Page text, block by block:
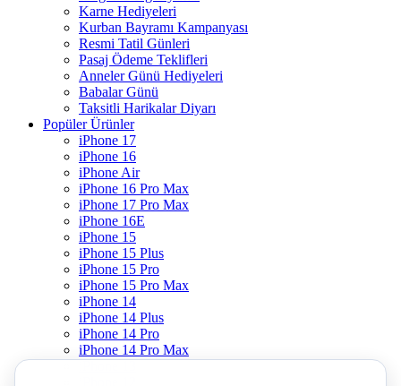
Karne Hediyeleri
Kurban Bayramı Kampanyası
Resmi Tatil Günleri
Pasaj Ödeme Teklifleri
Anneler Günü Hediyeleri
Babalar Günü
Taksitli Harikalar Diyarı
Popüler Ürünler
iPhone 17
iPhone 16
iPhone Air
iPhone 16 Pro Max
iPhone 17 Pro Max
iPhone 16E
iPhone 15
iPhone 15 Plus
iPhone 15 Pro
iPhone 15 Pro Max
iPhone 14
iPhone 14 Plus
iPhone 14 Pro
iPhone 14 Pro Max